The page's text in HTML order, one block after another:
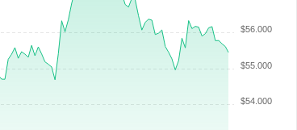
$54.000
$55.000
$56.000